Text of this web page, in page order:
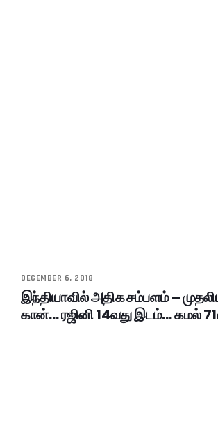
DECEMBER 6, 2018
இந்தியாவில் அதிக சம்பளம் –
கான்… ரஜினி 14வது இடம்… கமல்